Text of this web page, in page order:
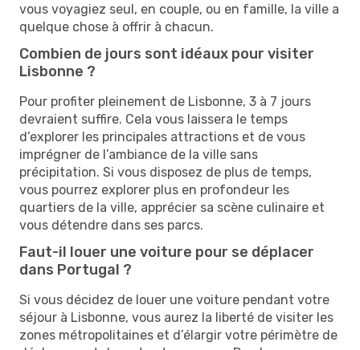
vous voyagiez seul, en couple, ou en famille, la ville a
quelque chose à offrir à chacun.
Combien de jours sont idéaux pour visiter
Lisbonne ?
Pour profiter pleinement de Lisbonne, 3 à 7 jours
devraient suffire. Cela vous laissera le temps
d’explorer les principales attractions et de vous
imprégner de l’ambiance de la ville sans
précipitation. Si vous disposez de plus de temps,
vous pourrez explorer plus en profondeur les
quartiers de la ville, apprécier sa scène culinaire et
vous détendre dans ses parcs.
Faut-il louer une voiture pour se déplacer
dans Portugal ?
Si vous décidez de louer une voiture pendant votre
séjour à Lisbonne, vous aurez la liberté de visiter les
zones métropolitaines et d’élargir votre périmètre de